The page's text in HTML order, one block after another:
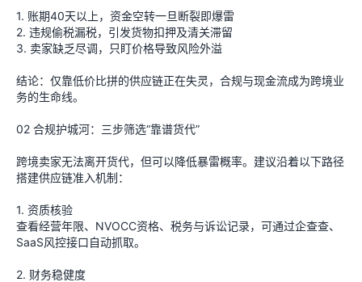
1. 账期40天以上，资金空转一旦断裂即爆雷
2. 违规偷税漏税，引发货物扣押及清关滞留
3. 卖家缺乏尽调，只盯价格导致风险外溢
结论：仅靠低价比拼的供应链正在失灵，合规与现金流成为跨境业
务的生命线。
02 合规护城河：三步筛选“靠谱货代”
跨境卖家无法离开货代，但可以降低暴雷概率。建议沿着以下路径
搭建供应链准入机制：
1. 资质核验
查看经营年限、NVOCC资格、税务与诉讼记录，可通过企查查、
SaaS风控接口自动抓取。
2. 财务稳健度